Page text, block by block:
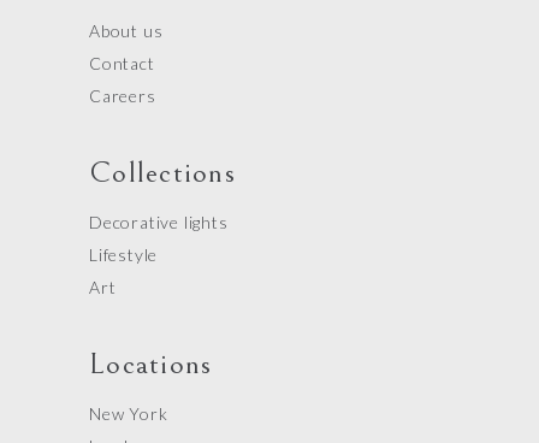
About us
Contact
Careers
Collections
Decorative lights
Lifestyle
Art
Locations
New York